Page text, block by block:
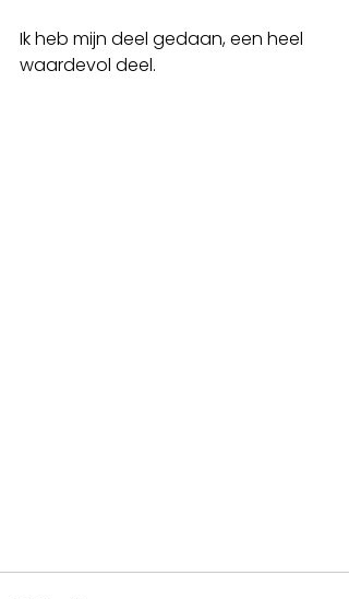
Ik heb mijn deel gedaan, een heel
waardevol deel.